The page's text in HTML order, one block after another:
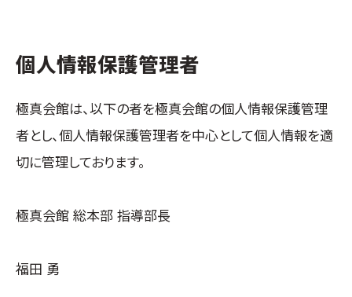
個人情報保護管理者
極真会館は、以下の者を極真会館の個人情報保護管理
者とし、個人情報保護管理者を中心として個人情報を適
切に管理しております。
極真会館 総本部 指導部長
福田 勇